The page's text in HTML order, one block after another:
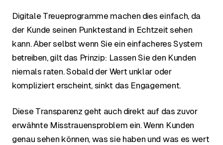
Digitale Treueprogramme machen dies einfach, da
der Kunde seinen Punktestand in Echtzeit sehen
kann. Aber selbst wenn Sie ein einfacheres System
betreiben, gilt das Prinzip: Lassen Sie den Kunden
niemals raten. Sobald der Wert unklar oder
kompliziert erscheint, sinkt das Engagement.
Diese Transparenz geht auch direkt auf das zuvor
erwähnte Misstrauensproblem ein. Wenn Kunden
genau sehen können, was sie haben und was es wert